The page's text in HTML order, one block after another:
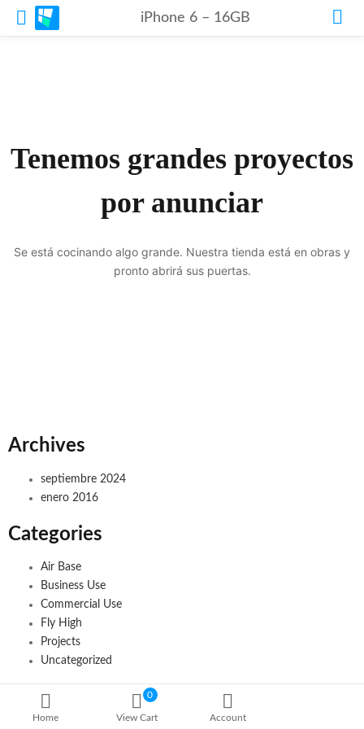
iPhone 6 – 16GB
Home
0
View Cart Account
Tenemos grandes proyectos
por anunciar
Se está cocinando algo grande. Nuestra tienda está en obras y
pronto abrirá sus puertas.
Archives
septiembre 2024
enero 2016
Categories
Air Base
Business Use
Commercial Use
Fly High
Projects
Uncategorized